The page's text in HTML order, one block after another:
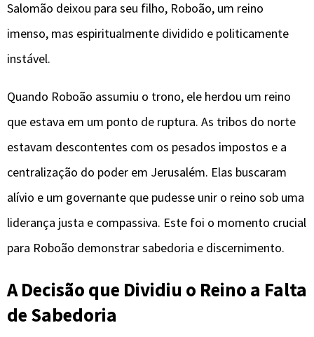
Salomão deixou para seu filho, Roboão, um reino
imenso, mas espiritualmente dividido e politicamente
instável.
Quando Roboão assumiu o trono, ele herdou um reino
que estava em um ponto de ruptura. As tribos do norte
estavam descontentes com os pesados impostos e a
centralização do poder em Jerusalém. Elas buscaram
alívio e um governante que pudesse unir o reino sob uma
liderança justa e compassiva. Este foi o momento crucial
para Roboão demonstrar sabedoria e discernimento.
A Decisão que Dividiu o Reino a Falta
de Sabedoria